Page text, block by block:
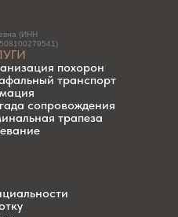
(ИНН
похорон
транспорт
сопровождения
трапеза